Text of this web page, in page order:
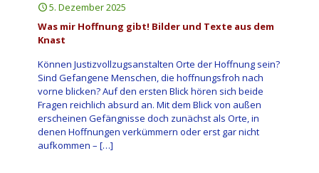
5. Dezember 2025
Was mir Hoffnung gibt! Bilder und Texte aus dem
Knast
Können Justizvollzugsanstalten Orte der Hoffnung sein?
Sind Gefangene Menschen, die hoffnungsfroh nach
vorne blicken? Auf den ersten Blick hören sich beide
Fragen reichlich absurd an. Mit dem Blick von außen
erscheinen Gefängnisse doch zunächst als Orte, in
denen Hoffnungen verkümmern oder erst gar nicht
aufkommen – […]